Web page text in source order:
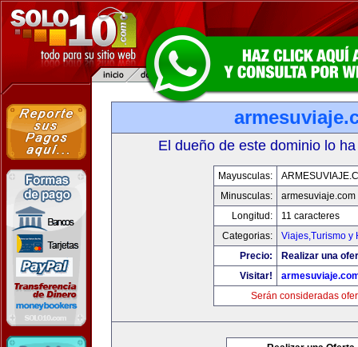
El dueño de este dominio lo
Mayusculas:
Minusculas:
armesuviaje.com
Longitud:
11 caracteres
Categorias:
Viajes,Turismo y
Precio:
Realizar una
Visitar!
Serán consideradas